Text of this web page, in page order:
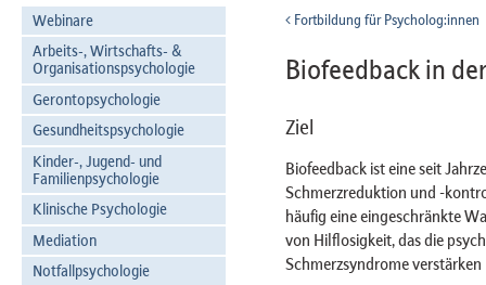
Webinare
Arbeits-, Wirtschafts- &
Organisationspsychologie
Gerontopsychologie
Gesundheitspsychologie
Kinder-, Jugend- und
Familienpsychologie
Klinische Psychologie
Mediation
Notfallpsychologie
Fortbildung für Psycholog:innen
Biofeedback in
Ziel
Biofeedback ist eine seit
Schmerzreduktion und -
häufig eine eingeschränkte
von Hilflosigkeit, das die
Schmerzsyndrome verstärken